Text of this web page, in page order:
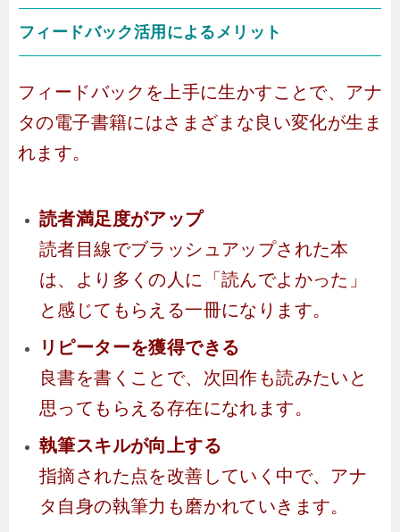
フィードバック活用によるメリット
フィードバックを上手に生かすことで、アナ
タの電子書籍にはさまざまな良い変化が生ま
れます。
読者満足度がアップ
読者目線でブラッシュアップされた本
は、より多くの人に「読んでよかった」
と感じてもらえる一冊になります。
リピーターを獲得できる
良書を書くことで、次回作も読みたいと
思ってもらえる存在になれます。
執筆スキルが向上する
指摘された点を改善していく中で、アナ
タ自身の執筆力も磨かれていきます。